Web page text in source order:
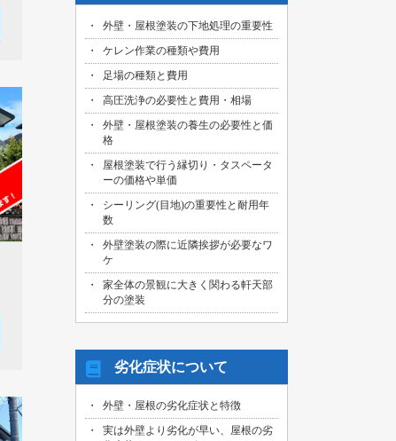
外壁・屋根塗装の下地処理の重要性
ケレン作業の種類や費用
足場の種類と費用
高圧洗浄の必要性と費用・相場
外壁・屋根塗装の養生の必要性と価
格
屋根塗装で行う縁切り・タスペータ
ーの価格や単価
シーリング(目地)の重要性と耐用年
数
外壁塗装の際に近隣挨拶が必要なワ
ケ
家全体の景観に大きく関わる軒天部
分の塗装
劣化症状について
外壁・屋根の劣化症状と特徴
実は外壁より劣化が早い、屋根の劣